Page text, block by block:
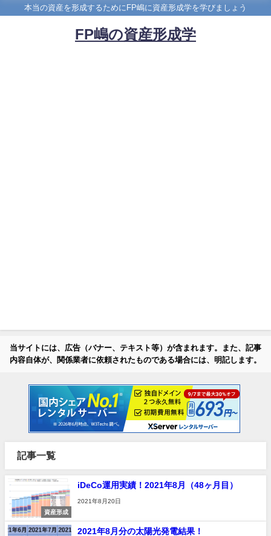
本当の資産を形成するためにFP嶋に資産形成学を学びましょう
FP嶋の資産形成学
当サイトには、広告（バナー、テキスト等）が含まれます。また、記事
内容自体が、関係業者に依頼されたものである場合には、明記します。
記事一覧
資産形成
iDeCo運用実績！2021年8月（48ヶ月目）
2021年8月20日
2021年8月分の太陽光発電結果！